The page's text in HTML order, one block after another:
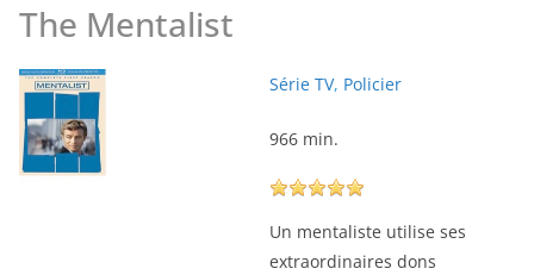
The Mentalist
Série TV, Policier
966 min.
Un mentaliste utilise ses
extraordinaires dons